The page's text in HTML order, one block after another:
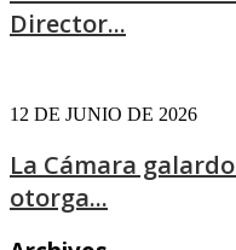
Director...
12 DE JUNIO DE 2026
La Cámara
otorga...